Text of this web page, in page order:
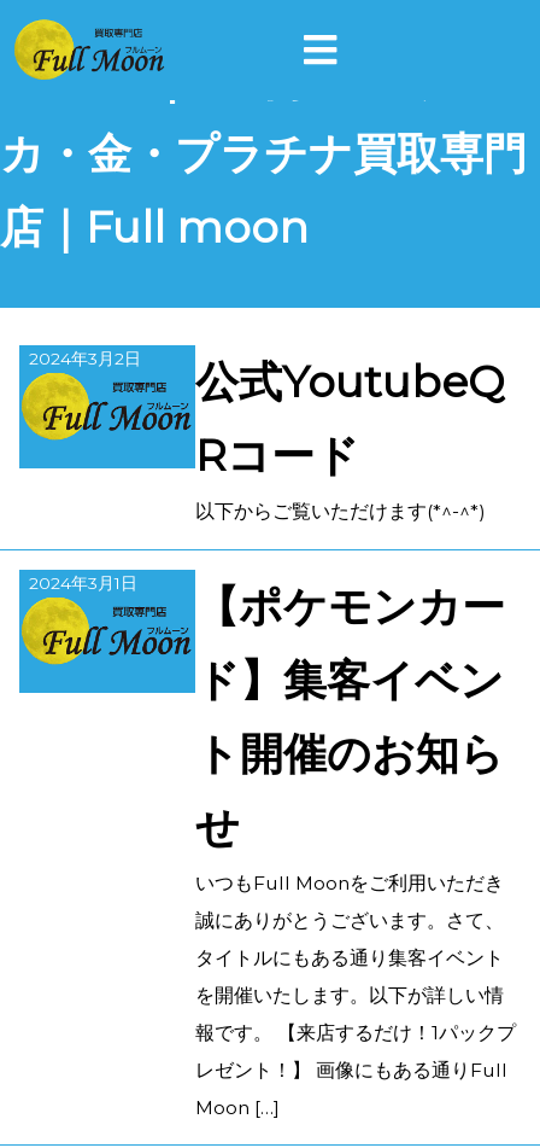
Twitter | 富山県のポケ
カ・金・プラチナ買取専門
店｜Full moon
2024年3月2日
公式YoutubeQ
Rコード
以下からご覧いただけます(*^-^*)
2024年3月1日
【ポケモンカー
ド】集客イベン
ト開催のお知ら
せ
いつもFull Moonをご利用いただき
誠にありがとうございます。さて、
タイトルにもある通り集客イベント
を開催いたします。以下が詳しい情
報です。 【来店するだけ！1パックプ
レゼント！】 画像にもある通りFull
Moon […]